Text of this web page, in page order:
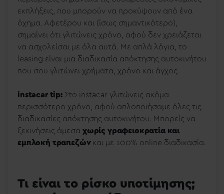
εκπλήξεις, που μπορούν να προκύψουν από ένα
όχημα. Αφετέρου και (ίσως σημαντικότερο),
σημαίνει ότι γλιτώνεις χρόνο, αφού δεν χρειάζεται
να ασχολείσαι με όλα αυτά. Με απλά λόγια, το
leasing είναι μια διαδικασία απόκτησης αυτοκινήτου
που σου γλιτώνει χρήματα, χρόνο και άγχος.
instacar tip: Στο instacar γλιτώνεις ακόμα
περισσότερο χρόνο, αφού απλοποιήσαμε όλες τις
διαδικασίες απόκτησης αυτοκινήτου. Μπορείς να
ξεκινήσεις άμεσα χωρίς γραφειοκρατία και
εμπλοκή τραπεζών και με 100% online διαδικασία.
Τι είναι το ρίσκο υποτίμησης;